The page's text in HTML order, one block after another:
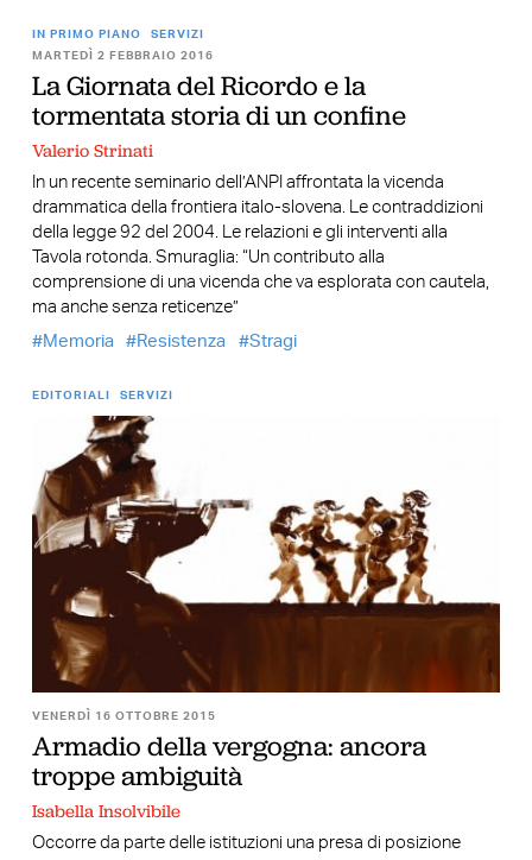
IN PRIMO PIANO
SERVIZI
MARTEDÌ 2 FEBBRAIO 2016
La Giornata del Ricordo e la
tormentata storia di un confine
Valerio Strinati
In un recente seminario dell’ANPI affrontata la vicenda
drammatica della frontiera italo-slovena. Le contraddizioni
della legge 92 del 2004. Le relazioni e gli interventi alla
Tavola rotonda. Smuraglia: “Un contributo alla
comprensione di una vicenda che va esplorata con cautela,
ma anche senza reticenze”
Memoria
Resistenza Stragi
EDITORIALI SERVIZI
VENERDÌ 16 OTTOBRE 2015
Armadio della vergogna: ancora
troppe ambiguità
Isabella Insolvibile
Occorre da parte delle istituzioni una presa di posizione